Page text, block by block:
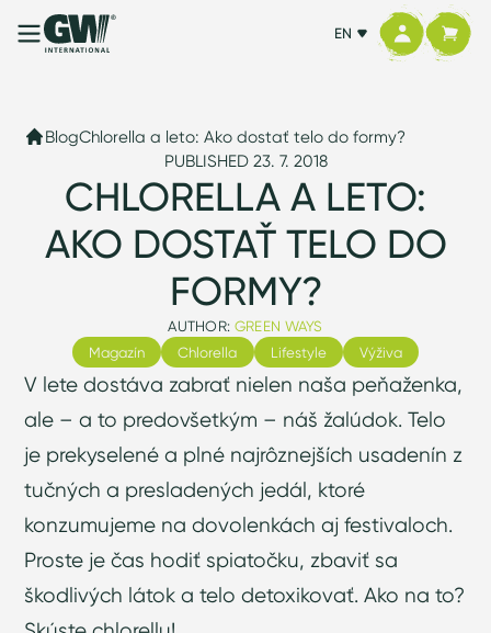
EN
BlogChlorella a leto: Ako dostať telo do formy?
PUBLISHED 23. 7. 2018
CHLORELLA A LETO:
AKO DOSTAŤ TELO DO
FORMY?
AUTHOR: GREEN WAYS
Magazín
Chlorella Lifestyle Výživa
V lete dostáva zabrať nielen naša peňaženka,
ale – a to predovšetkým – náš žalúdok. Telo
je prekyselené a plné najrôznejších usadenín z
tučných a presladených jedál, ktoré
konzumujeme na dovolenkách aj festivaloch.
Proste je čas hodiť spiatočku, zbaviť sa
škodlivých látok a telo detoxikovať. Ako na to?